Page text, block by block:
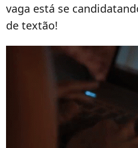
vaga está se
de textão!